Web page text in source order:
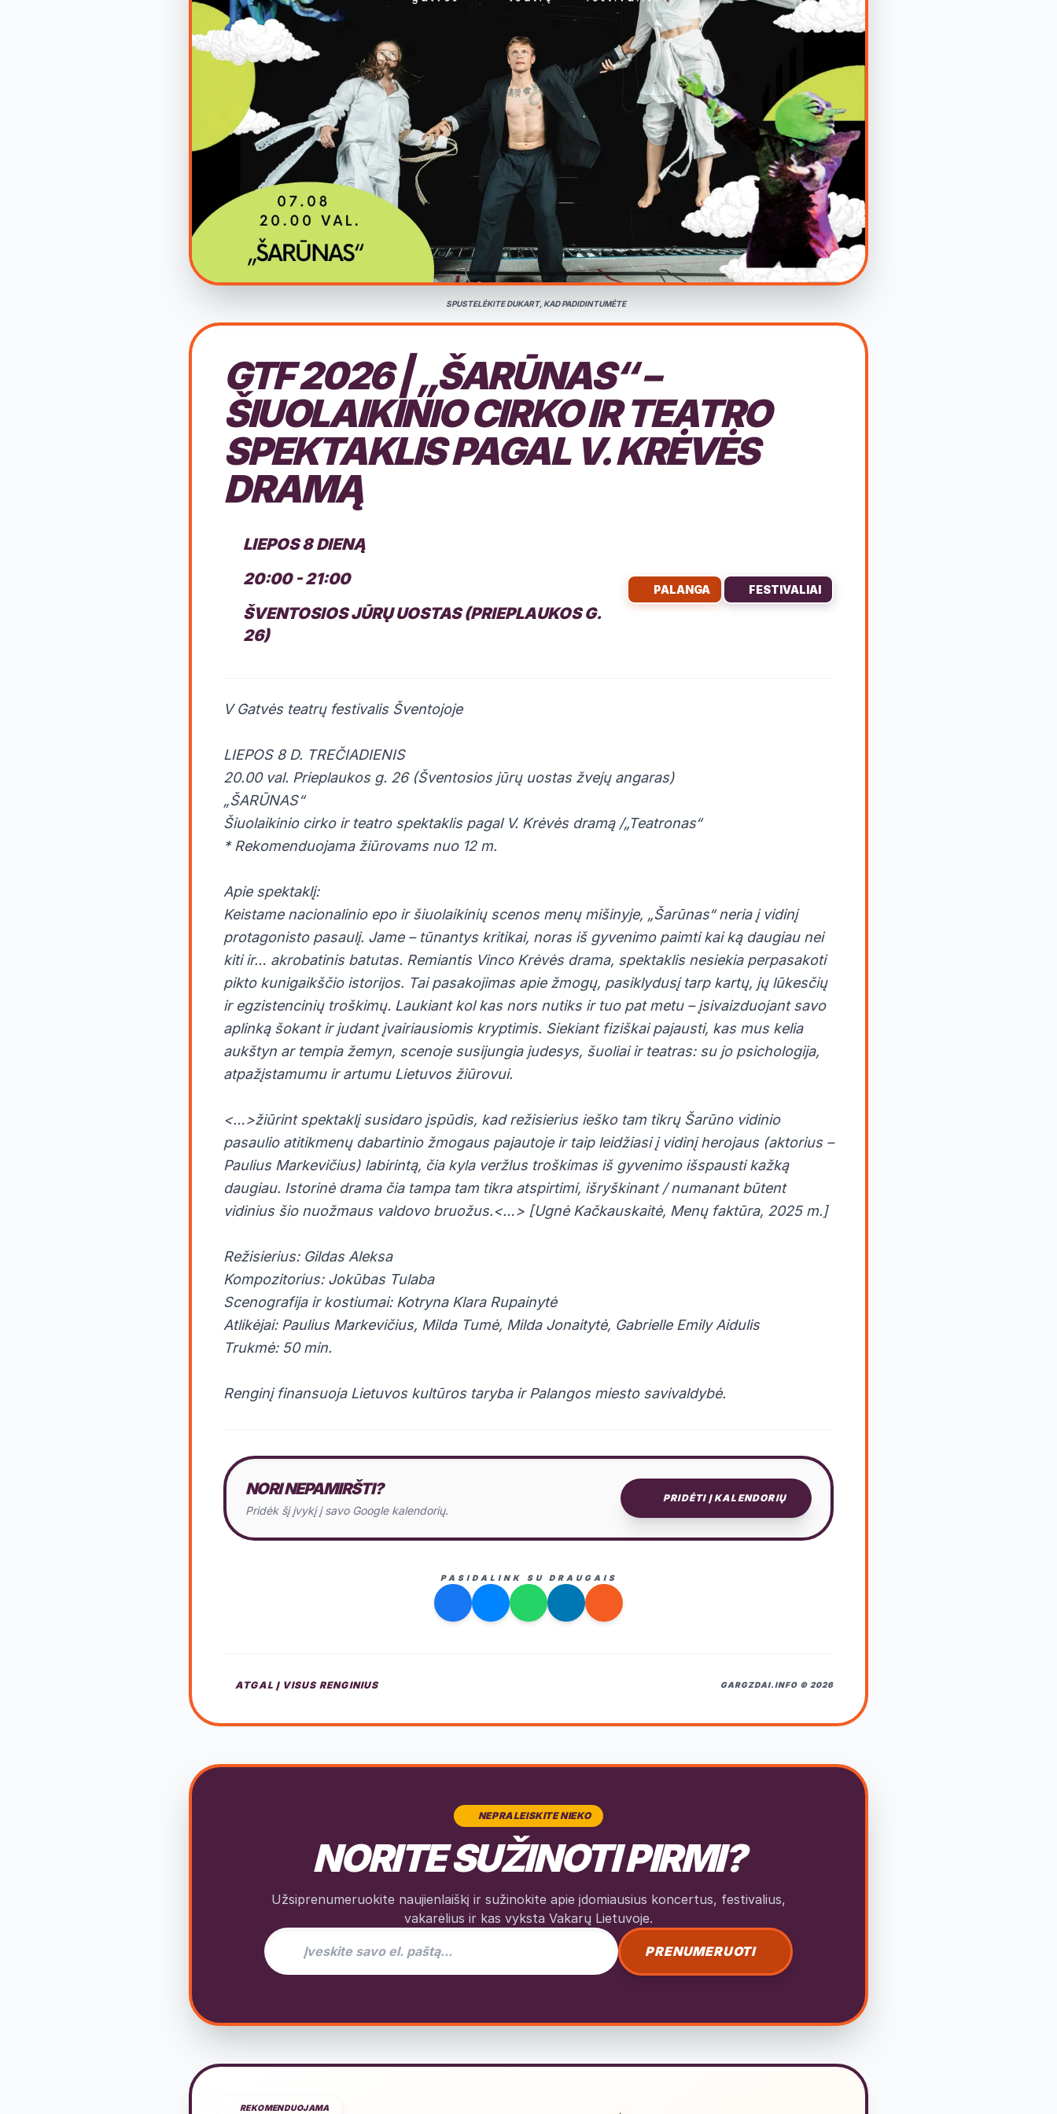
SPUSTELĖKITE DUKART, KAD PADIDINTUMĖTE
GTF 2026 | „ŠARŪNAS“ –
ŠIUOLAIKINIO CIRKO IR TEATRO
SPEKTAKLIS PAGAL V. KRĖVĖS
DRAMĄ
LIEPOS 8 DIENĄ
20:00 - 21:00
ŠVENTOSIOS JŪRŲ UOSTAS (PRIEPLAUKOS G.
26)
PALANGA FESTIVALIAI
V Gatvės teatrų festivalis Šventojoje
LIEPOS 8 D. TREČIADIENIS
20.00 val. Prieplaukos g. 26 (Šventosios jūrų uostas žvejų angaras)
„ŠARŪNAS“
Šiuolaikinio cirko ir teatro spektaklis pagal V. Krėvės dramą /„Teatronas“
* Rekomenduojama žiūrovams nuo 12 m.
Apie spektaklį:
Keistame nacionalinio epo ir šiuolaikinių scenos menų mišinyje, „Šarūnas“ neria į vidinį
protagonisto pasaulį. Jame – tūnantys kritikai, noras iš gyvenimo paimti kai ką daugiau nei
kiti ir… akrobatinis batutas. Remiantis Vinco Krėvės drama, spektaklis nesiekia perpasakoti
pikto kunigaikščio istorijos. Tai pasakojimas apie žmogų, pasiklydusį tarp kartų, jų lūkesčių
ir egzistencinių troškimų. Laukiant kol kas nors nutiks ir tuo pat metu – įsivaizduojant savo
aplinką šokant ir judant įvairiausiomis kryptimis. Siekiant fiziškai pajausti, kas mus kelia
aukštyn ar tempia žemyn, scenoje susijungia judesys, šuoliai ir teatras: su jo psichologija,
atpažįstamumu ir artumu Lietuvos žiūrovui.
<…>žiūrint spektaklį susidaro įspūdis, kad režisierius ieško tam tikrų Šarūno vidinio
pasaulio atitikmenų dabartinio žmogaus pajautoje ir taip leidžiasi į vidinį herojaus (aktorius –
Paulius Markevičius) labirintą, čia kyla veržlus troškimas iš gyvenimo išspausti kažką
daugiau. Istorinė drama čia tampa tam tikra atspirtimi, išryškinant / numanant būtent
vidinius šio nuožmaus valdovo bruožus.<…> [Ugnė Kačkauskaitė, Menų faktūra, 2025 m.]
Režisierius: Gildas Aleksa
Kompozitorius: Jokūbas Tulaba
Scenografija ir kostiumai: Kotryna Klara Rupainytė
Atlikėjai: Paulius Markevičius, Milda Tumė, Milda Jonaitytė, Gabrielle Emily Aidulis
Trukmė: 50 min.
Renginį finansuoja Lietuvos kultūros taryba ir Palangos miesto savivaldybė.
NORI NEPAMIRŠTI?
Pridėk šį įvykį į savo Google kalendorių.
PRIDĖTI Į KALENDORIŲ
PASIDALINK SU DRAUGAIS
ATGAL Į VISUS RENGINIUS GARGZDAI.INFO © 2026
NEPRALEISKITE NIEKO
NORITE SUŽINOTI PIRMI?
Užsiprenumeruokite naujienlaiškį ir sužinokite apie įdomiausius koncertus, festivalius,
vakarėlius ir kas vyksta Vakarų Lietuvoje.
El. pašto adresas naujienlaiškiui
PRENUMERUOTI
REKOMENDUOJAMA